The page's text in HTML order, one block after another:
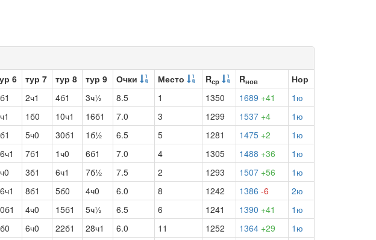
6 тур 7 тур 8 тур 9 Очки Место Rср Rнов
Нор
2ч1 4б1 3ч½ 8.5 1 1350 1689 +41
1ю
1б0 10ч1 16б1 7.0 3 1299 1537 +4
1ю
5ч0 30б1 1б½ 6.5 5 1281 1475 +2
1ю
7б1 1ч0 6б1 7.0 4 1305 1488 +36
1ю
3б1 6ч1 7б½ 7.5 2 1293 1507 +56
1ю
8б1 5б0 4ч0 6.0 8 1242 1386 -6
2ю
4ч0 15б1 5ч½ 6.5 6 1241 1390 +41
1ю
6ч0 22б1 28ч1 6.0 11 1252 1364 +29
1ю